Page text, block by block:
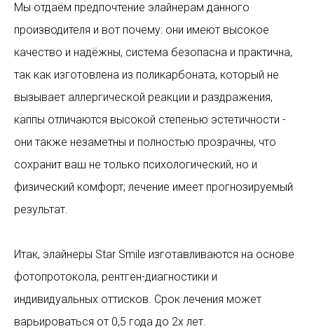
Мы отдаём предпочтение элайнерам данного
производителя и вот почему: они имеют высокое
качество и надёжны, система безопасна и практична,
так как изготовлена из поликарбоната, который не
вызывает аллергической реакции и раздражения,
каппы отличаются высокой степенью эстетичности -
они также незаметны и полностью прозрачны, что
сохранит ваш не только психологический, но и
физический комфорт; лечение имеет прогнозируемый
результат.
Итак, элайнеры Star Smile изготавливаются на основе
фотопротокола, рентген-диагностики и
индивидуальных оттисков. Срок лечения может
варьироваться от 0,5 года до 2х лет.